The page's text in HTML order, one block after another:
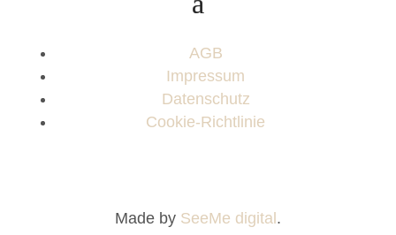
AGB
Impressum
Datenschutz
Cookie-Richtlinie
Made by SeeMe digital .